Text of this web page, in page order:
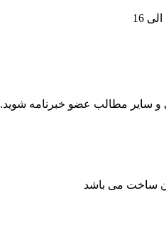
و سایر مطالب عضو خبرنامه شوید.
ساخت می باشد